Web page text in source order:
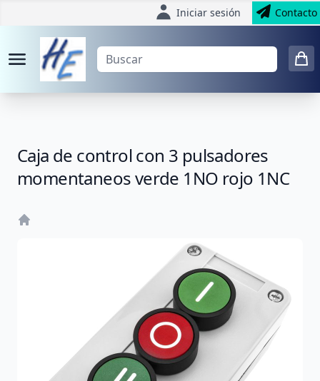
Iniciar sesión Contacto
Caja de control con 3 pulsadores
momentaneos verde 1NO rojo 1NC